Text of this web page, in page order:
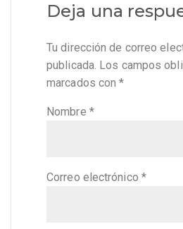
Deja una
Tu dirección de correo
publicada. Los campos
marcados con*
Nombre *
Correo electrónico *